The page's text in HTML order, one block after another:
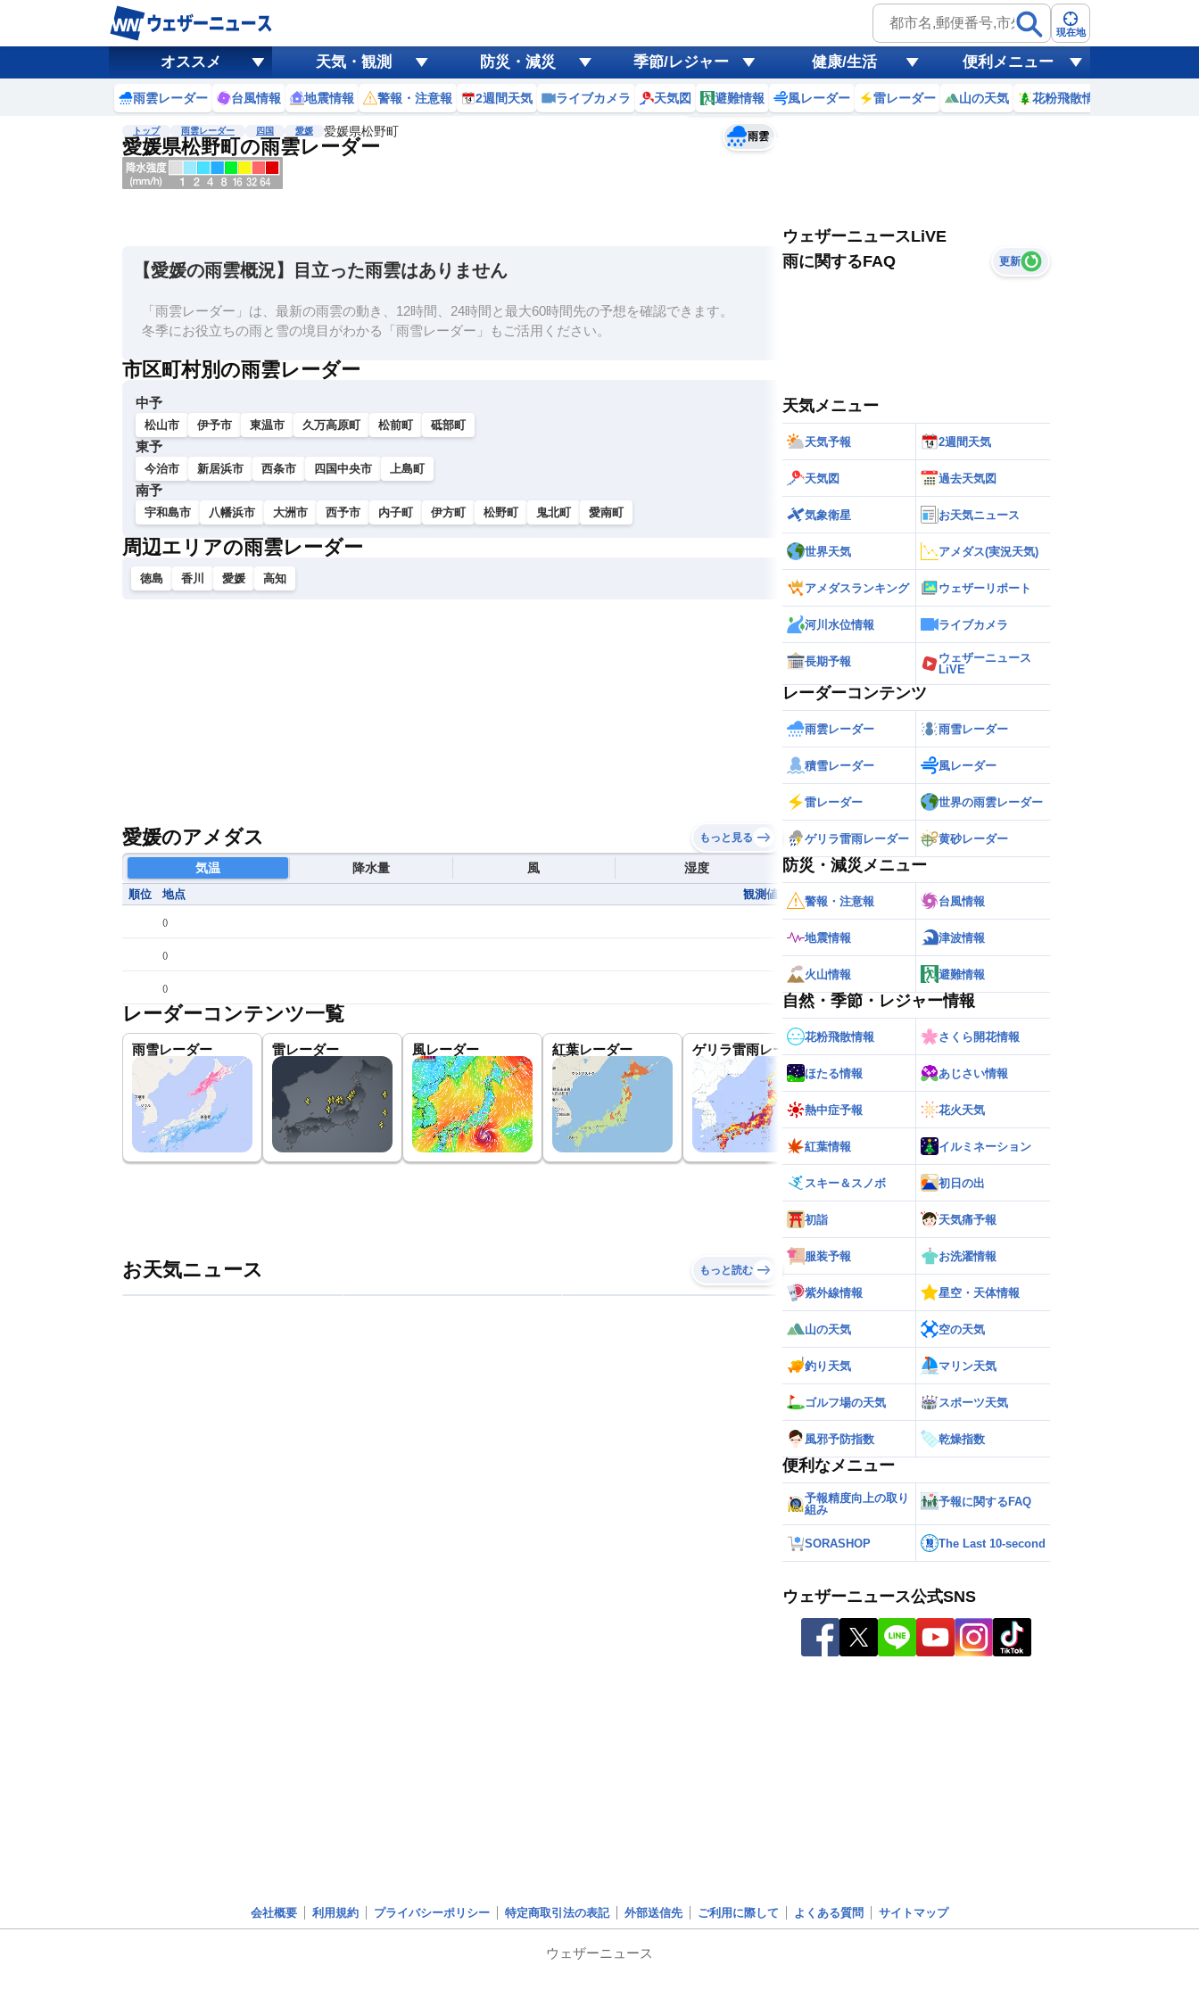
現在地
オススメ 天気・観測 防災・減災 季節/レジャー 健康/生活 便利メニュー
雨雲レーダー 台風情報 地震情報 警報・注意報 2週間天気 ライブカメラ 天気図 避難情報 風レーダー 雷レーダー 山の天気 花粉飛散情報
トップ 雨雲レーダー 四国 愛媛 愛媛県松野町
愛媛県松野町の雨雲レーダー 雨雲
予報士コメント
黄砂
天気 台風
【愛媛の雨雲概況】目立った雨雲はありません
「雨雲レーダー」は、最新の雨雲の動き、12時間、24時間と最大60時間先の予想を確認できます。
冬季にお役立ちの雨と雪の境目がわかる「雨雪レーダー」もご活用ください。
市区町村別の雨雲レーダー
中予
松山市 伊予市 東温市 久万高原町 松前町 砥部町
東予
今治市 新居浜市 西条市 四国中央市 上島町
南予
宇和島市 八幡浜市 大洲市 西予市 内子町 伊方町 松野町 鬼北町 愛南町
周辺エリアの雨雲レーダー
徳島 香川 愛媛 高知
愛媛のアメダス もっと見る
気温 降水量 風 湿度
順位 地点 観測値
()
()
()
レーダーコンテンツ一覧
雨雪レーダー 雷レーダー 風レーダー 紅葉レーダー ゲリラ雷雨レーダー 世界の雨雲レーダー
お天気ニュース もっと読む
ウェザーニュースLiVE
雨に関するFAQ
更新
天気メニュー
天気予報 2週間天気
天気図 過去天気図
気象衛星 お天気ニュース
世界天気 アメダス(実況天気)
アメダスランキング ウェザーリポート
河川水位情報 ライブカメラ
長期予報
ウェザーニュース
LiVE
レーダーコンテンツ
雨雲レーダー 雨雪レーダー
積雪レーダー 風レーダー
雷レーダー 世界の雨雲レーダー
ゲリラ雷雨レーダー 黄砂レーダー
防災・減災メニュー
警報・注意報 台風情報
地震情報 津波情報
火山情報 避難情報
自然・季節・レジャー情報
花粉飛散情報 さくら開花情報
ほたる情報 あじさい情報
熱中症予報 花火天気
紅葉情報 イルミネーション
スキー＆スノボ 初日の出
初詣 天気痛予報
服装予報 お洗濯情報
紫外線情報 星空・天体情報
山の天気 空の天気
釣り天気 マリン天気
ゴルフ場の天気 スポーツ天気
風邪予防指数 乾燥指数
便利なメニュー
予報精度向上の取り
組み
予報に関するFAQ
SORASHOP The Last 10-second
ウェザーニュース公式SNS
会社概要 利用規約 プライバシーポリシー 特定商取引法の表記 外部送信先 ご利用に際して よくある質問 サイトマップ
ウェザーニュース